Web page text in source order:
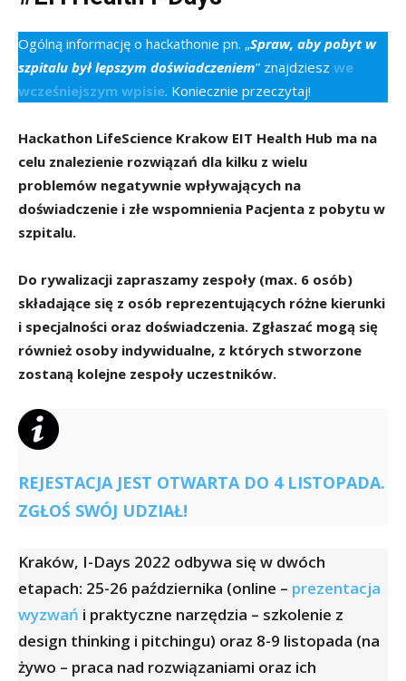
Ogólną informację o hackathonie pn. „Spraw, aby pobyt w
szpitalu był lepszym doświadczeniem” znajdziesz we
wcześniejszym wpisie. Koniecznie przeczytaj!
Hackathon LifeScience Krakow EIT Health Hub ma na
celu znalezienie rozwiązań dla kilku z wielu
problemów negatywnie wpływających na
doświadczenie i złe wspomnienia Pacjenta z pobytu w
szpitalu.
Do rywalizacji zapraszamy zespoły (max. 6 osób)
składające się z osób reprezentujących różne kierunki
i specjalności oraz doświadczenia. Zgłaszać mogą się
również osoby indywidualne, z których stworzone
zostaną kolejne zespoły uczestników.
REJESTACJA JEST OTWARTA DO 4 LISTOPADA.
ZGŁOŚ SWÓJ UDZIAŁ!
Kraków, I-Days 2022 odbywa się w dwóch
etapach: 25-26 października (online – prezentacja
wyzwań i praktyczne narzędzia – szkolenie z
design thinking i pitchingu) oraz 8-9 listopada (na
żywo – praca nad rozwiązaniami oraz ich